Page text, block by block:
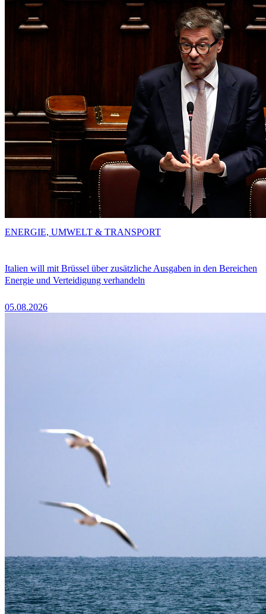
Italien will mit Brüssel über zusätzliche Ausgaben in den Bereichen
Energie und Verteidigung verhandeln
05.08.2026
ENERGIE, UMWELT & TRANSPORT